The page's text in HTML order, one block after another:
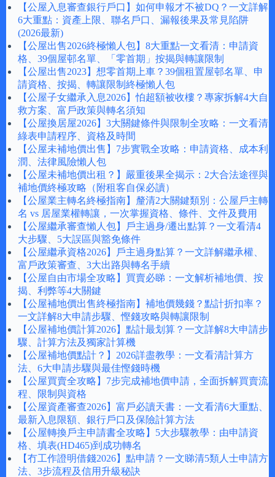
【公屋入息審查銀行戶口】如何申報才不被DQ？一文詳解
6大重點：資產上限、聯名戶口、漏報後果及常見陷阱
(2026最新)
【公屋出售2026終極懶人包】8大重點一文看清：申請資
格、39個屋邨名單、「零首期」按揭與轉讓限制
【公屋出售2023】想零首期上車？39個租置屋邨名單、申
請資格、按揭、轉讓限制終極懶人包
【公屋子女繼承入息2026】怕超額被收樓？專家拆解4大自
救方案、富戶政策與轉名須知
【公屋換居屋2026】3大關鍵條件與限制全攻略：一文看清
綠表申請程序、資格及時間
【公屋未補地價出售】7步實戰全攻略：申請資格、成本利
潤、法律風險懶人包
【公屋未補地價出租？】嚴重後果全揭示：2大合法途徑與
補地價終極攻略（附租客自保必讀）
【公屋業主轉名終極指南】釐清2大關鍵類別：公屋戶主轉
名 vs 居屋業權轉讓，一次掌握資格、條件、文件及費用
【公屋繼承審查懶人包】戶主過身/遷出點算？一文看清4
大步驟、5大誤區與豁免條件
【公屋繼承資格2026】戶主過身點算？一文詳解繼承權、
富戶政策審查、3大出路與轉名手續
【公屋自由市場全攻略】買賣必睇：一文解析補地價、按
揭、利弊等4大關鍵
【公屋補地價出售終極指南】補地價幾錢？點計折扣率？
一文詳解8大申請步驟、慳錢攻略與轉讓限制
【公屋補地價計算2026】點計最划算？一文詳解8大申請步
驟、計算方法及獨家計算機
【公屋補地價點計？】2026詳盡教學：一文看清計算方
法、6大申請步驟與最佳慳錢時機
【公屋買賣全攻略】7步完成補地價申請，全面拆解買賣流
程、限制與資格
【公屋資產審查2026】富戶必讀天書：一文看清6大重點、
最新入息限額、銀行戶口及保險計算方法
【公屋轉換戶主申請書全攻略】5大步驟教學：由申請資
格、填表(HD465)到成功轉名
【冇工作證明借錢2026】點申請？一文睇清5類人士申請方
法、3步流程及信用升級秘訣